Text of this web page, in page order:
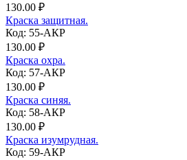
130.00 ₽
Краска защитная.
Код: 55-АКР
130.00 ₽
Краска охра.
Код: 57-АКР
130.00 ₽
Краска синяя.
Код: 58-АКР
130.00 ₽
Краска изумрудная.
Код: 59-АКР